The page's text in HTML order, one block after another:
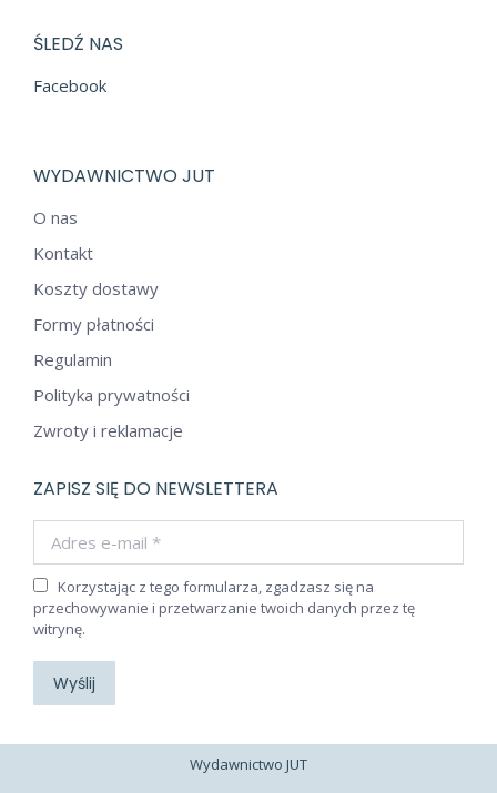
ŚLEDŹ NAS
Facebook
WYDAWNICTWO JUT
O nas
Kontakt
Koszty dostawy
Formy płatności
Regulamin
Polityka prywatności
Zwroty i reklamacje
ZAPISZ SIĘ DO NEWSLETTERA
Korzystając z tego formularza, zgadzasz się na
przechowywanie i przetwarzanie twoich danych przez tę
witrynę.
Wyślij
Wydawnictwo JUT